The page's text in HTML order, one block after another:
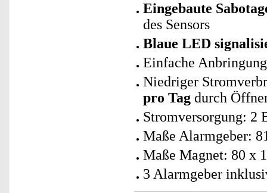
Eingebaute
des Sensors
Blaue LED
Einfache
Niedriger
pro Tag durch
Stromversorgung: 2
Maße Alarmgeber:
Maße Magnet: 80 x
3 Alarmgeber